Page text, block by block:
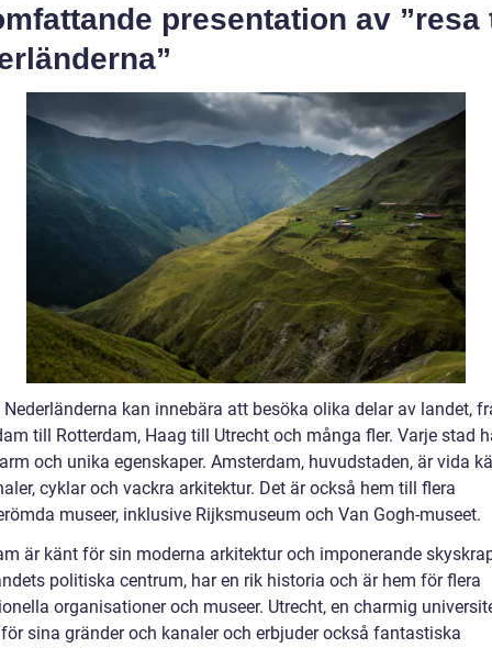
presentation av ”resa
Nederländerna kan innebära att besöka olika delar av landet,
till Rotterdam, Haag till Utrecht och många fler. Varje stad
och unika egenskaper. Amsterdam, huvudstaden, är vida
cyklar och vackra arkitektur. Det är också hem till flera
museer, inklusive Rijksmuseum och Van Gogh-museet.
är känt för sin moderna arkitektur och imponerande
politiska centrum, har en rik historia och är hem för flera
organisationer och museer. Utrecht, en charmig
sina gränder och kanaler och erbjuder också fantastiska